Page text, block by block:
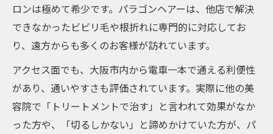
ロンは極めて希少です。パラゴンヘアーは、他店で解決
できなかったビビリ毛や根折れに専門的に対応してお
り、遠方からも多くのお客様が訪れています。
アクセス面でも、大阪市内から電車一本で通える利便性
があり、通いやすさも評価されています。実際に他の美
容院で「トリートメントで治す」と言われて効果がなか
った方や、「切るしかない」と諦めかけていた方が、パ